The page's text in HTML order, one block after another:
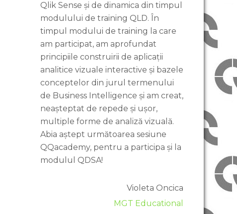
Qlik Sense și de dinamica din timpul
modulului de training QLD. În
timpul modului de training la care
am participat, am aprofundat
principiile construirii de aplicații
analitice vizuale interactive și bazele
conceptelor din jurul termenului
de Business Intelligence și am creat,
neașteptat de repede și ușor,
multiple forme de analiză vizuală.
Abia aștept următoarea sesiune
QQacademy, pentru a participa și la
modulul QDSA!
Violeta Oncica
MGT Educational